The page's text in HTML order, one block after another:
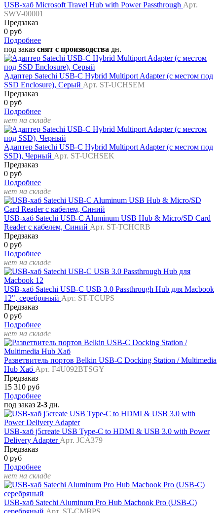
USB-хаб Microsoft Travel Hub with Power Passthrough Арт.
SWV-00001
Предзаказ
0 руб
Подробнее
под заказ снят с производства дн.
Адаптер Satechi USB-C Hybrid Multiport Adapter (с местом под
SSD Enclosure), Серый Арт. ST-UCHSEM
Предзаказ
0 руб
Подробнее
нет на складе
Адаптер Satechi USB-C Hybrid Multiport Adapter (с местом под
SSD), Черный Арт. ST-UCHSEK
Предзаказ
0 руб
Подробнее
нет на складе
USB-хаб Satechi USB-C Aluminum USB Hub & Micro/SD Card
Reader с кабелем, Синий Арт. ST-TCHCRB
Предзаказ
0 руб
Подробнее
нет на складе
USB-хаб Satechi USB-C USB 3.0 Passthrough Hub для Macbook
12", серебряный Арт. ST-TCUPS
Предзаказ
0 руб
Подробнее
нет на складе
Разветвитель портов Belkin USB-C Docking Station / Multimedia
Hub Хаб Арт. F4U092BTSGY
Предзаказ
15 310 руб
Подробнее
под заказ 2-3 дн.
USB-хаб j5create USB Type-C to HDMI & USB 3.0 with Power
Delivery Adapter Арт. JCA379
Предзаказ
0 руб
Подробнее
нет на складе
USB-хаб Satechi Aluminum Pro Hub Macbook Pro (USB-C)
серебряный Арт. ST-CMBPS